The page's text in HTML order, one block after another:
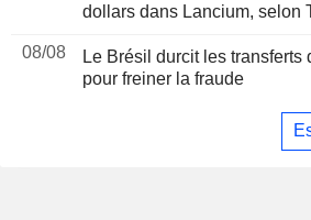
dollars dans Lancium, selon
08/08
Le Brésil durcit les transferts
pour freiner la fraude